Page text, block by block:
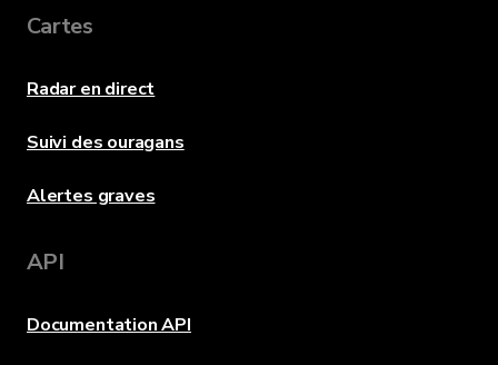
Cartes
Radar en direct
Suivi des ouragans
Alertes graves
API
Documentation API